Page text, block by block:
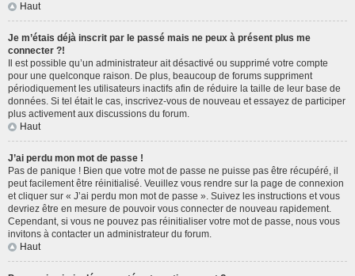
Haut
Je m’étais déjà inscrit par le passé mais ne peux à présent plus me
connecter ?!
Il est possible qu’un administrateur ait désactivé ou supprimé votre compte
pour une quelconque raison. De plus, beaucoup de forums suppriment
périodiquement les utilisateurs inactifs afin de réduire la taille de leur base de
données. Si tel était le cas, inscrivez-vous de nouveau et essayez de participer
plus activement aux discussions du forum.
Haut
J’ai perdu mon mot de passe !
Pas de panique ! Bien que votre mot de passe ne puisse pas être récupéré, il
peut facilement être réinitialisé. Veuillez vous rendre sur la page de connexion
et cliquer sur « J’ai perdu mon mot de passe ». Suivez les instructions et vous
devriez être en mesure de pouvoir vous connecter de nouveau rapidement.
Cependant, si vous ne pouvez pas réinitialiser votre mot de passe, nous vous
invitons à contacter un administrateur du forum.
Haut